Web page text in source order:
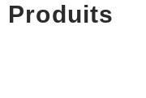
Produits